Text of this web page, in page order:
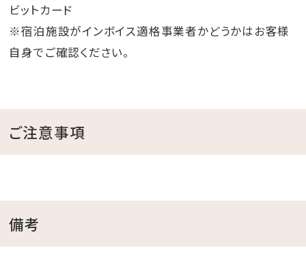
ビットカード
※宿泊施設がインボイス適格事業者かどうかはお客様
自身でご確認ください。
ご注意事項
備考